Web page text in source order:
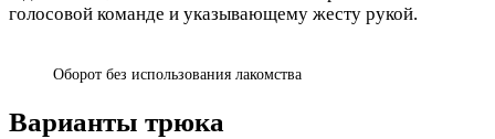
голосовой команде и указывающему жесту рукой.
Оборот без использования лакомства
Варианты трюка